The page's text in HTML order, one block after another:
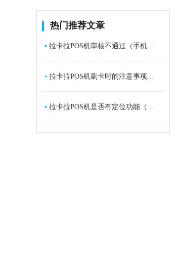
热门推荐文章
▪ 拉卡拉POS机审核不通过（手机...
▪ 拉卡拉POS机刷卡时的注意事项...
▪ 拉卡拉POS机是否有定位功能（...